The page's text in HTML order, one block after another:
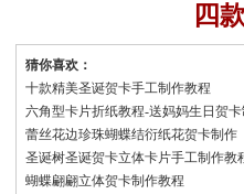
四
猜你喜欢：
十款精美圣诞贺卡手工制作教程
六角型卡片折纸教程-送妈妈生日贺
蕾丝花边珍珠蝴蝶结衍纸花贺卡制作
圣诞树圣诞贺卡立体卡片手工制作教
蝴蝶翩翩立体贺卡制作教程